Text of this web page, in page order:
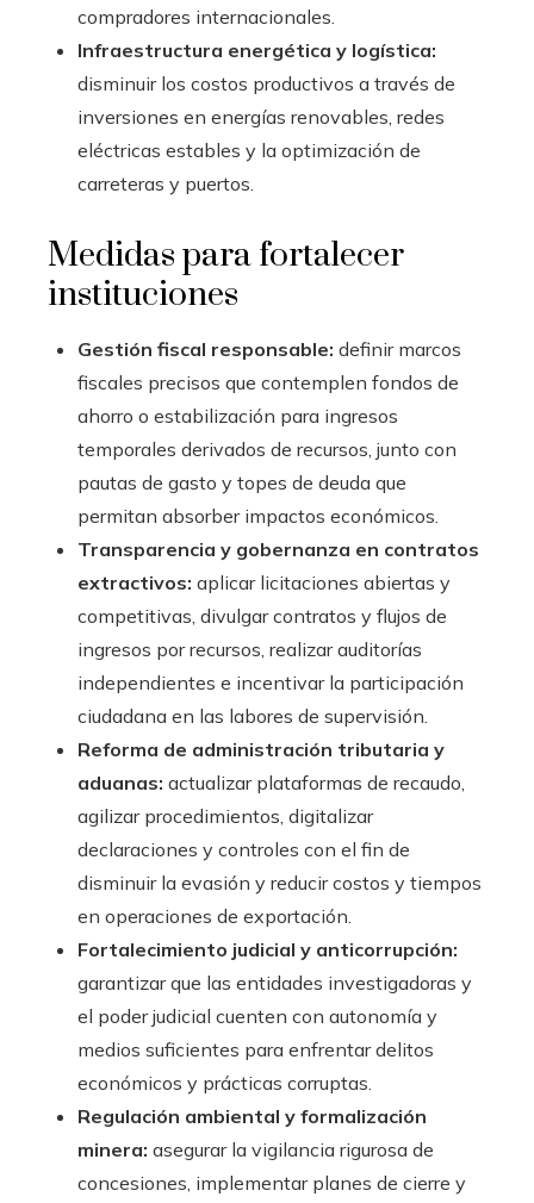
compradores internacionales.
Infraestructura energética y logística:
disminuir los costos productivos a través de
inversiones en energías renovables, redes
eléctricas estables y la optimización de
carreteras y puertos.
Medidas para fortalecer
instituciones
Gestión fiscal responsable: definir marcos
fiscales precisos que contemplen fondos de
ahorro o estabilización para ingresos
temporales derivados de recursos, junto con
pautas de gasto y topes de deuda que
permitan absorber impactos económicos.
Transparencia y gobernanza en contratos
extractivos: aplicar licitaciones abiertas y
competitivas, divulgar contratos y flujos de
ingresos por recursos, realizar auditorías
independientes e incentivar la participación
ciudadana en las labores de supervisión.
Reforma de administración tributaria y
aduanas: actualizar plataformas de recaudo,
agilizar procedimientos, digitalizar
declaraciones y controles con el fin de
disminuir la evasión y reducir costos y tiempos
en operaciones de exportación.
Fortalecimiento judicial y anticorrupción:
garantizar que las entidades investigadoras y
el poder judicial cuenten con autonomía y
medios suficientes para enfrentar delitos
económicos y prácticas corruptas.
Regulación ambiental y formalización
minera: asegurar la vigilancia rigurosa de
concesiones, implementar planes de cierre y